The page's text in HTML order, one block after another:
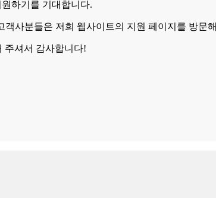
하기를 기대합니다.
사분들은 저희 웹사이트의 지원 페이지를 방문
주셔서 감사합니다!